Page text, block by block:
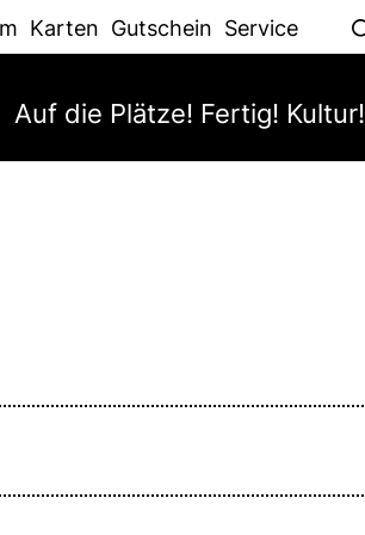
Karten Gutschein Service
Auf die Plätze! Fertig! Kultur!